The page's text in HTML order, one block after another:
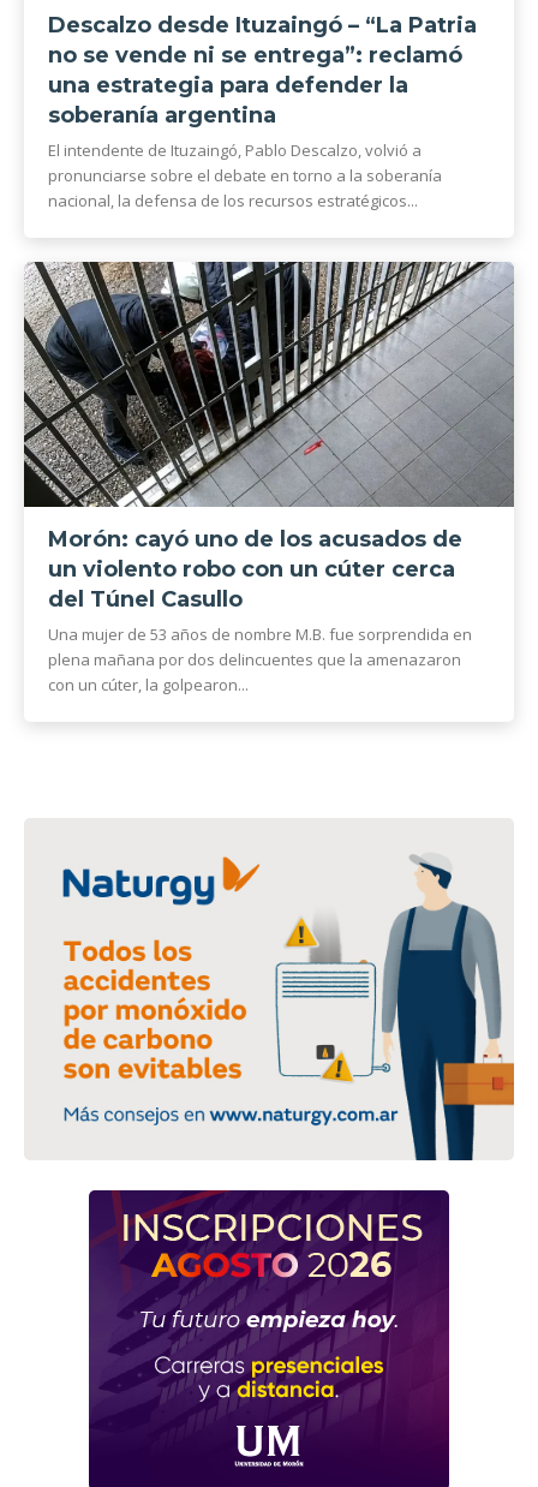
Descalzo desde Ituzaingó – “La Patria
no se vende ni se entrega”: reclamó
una estrategia para defender la
soberanía argentina
El intendente de Ituzaingó, Pablo Descalzo, volvió a
pronunciarse sobre el debate en torno a la soberanía
nacional, la defensa de los recursos estratégicos...
Morón: cayó uno de los acusados de
un violento robo con un cúter cerca
del Túnel Casullo
Una mujer de 53 años de nombre M.B. fue sorprendida en
plena mañana por dos delincuentes que la amenazaron
con un cúter, la golpearon...